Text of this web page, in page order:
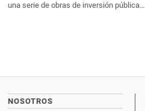
una serie de obras de inversión pública…
NOSOTROS